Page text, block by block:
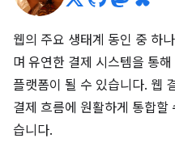
웹의 주요 생태계 동인 중 하
며 유연한 결제 시스템을 통
플랫폼이 될 수 있습니다. 웹
결제 흐름에 원활하게 통합할
습니다.